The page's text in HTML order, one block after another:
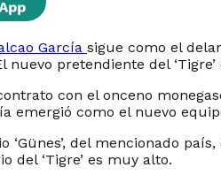
García sigue como el
pretendiente del ‘Tigre’
con el onceno
emergió como el nuevo
‘Günes’, del mencionado
del ‘Tigre’ es muy alto.